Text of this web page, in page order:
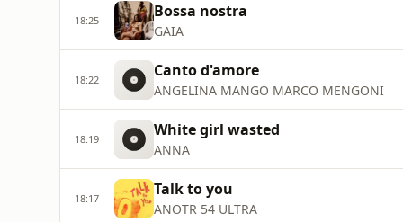
18:25 Bossa nostra
GAIA
18:22 Canto d'amore
ANGELINA MANGO MARCO MENGONI
18:19 White girl wasted
ANNA
18:17 Talk to you
ANOTR 54 ULTRA